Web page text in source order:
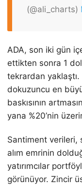
(@ali_charts)
ADA, son iki gün
ettikten sonra 1
tekrardan yaklaştı.
dokuzuncu en
baskısının
yana %20’nin
Santiment verileri,
alım emrinin
yatırımcılar
görünüyor. Zincir